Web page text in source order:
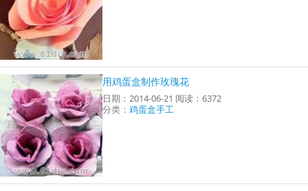
用鸡蛋盒制作玫瑰花
日期：2014-06-21 阅读：6372
分类：鸡蛋盒手工